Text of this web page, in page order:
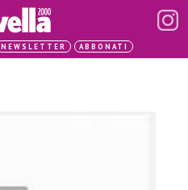
NEWSLETTER ABBONATI